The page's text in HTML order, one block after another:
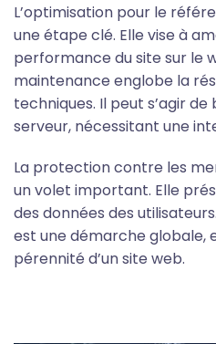
L’optimisation pour le
une étape clé. Elle vise à
performance du site sur le
maintenance englobe la
techniques. Il peut s’agir de
serveur, nécessitant une
La protection contre les
un volet important. Elle
des données des
est une démarche globale,
pérennité d’un site web.